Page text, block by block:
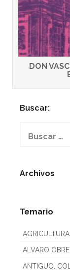
DON
Buscar:
Archivos
Temario
AGRICULTURA
ALVARO
ANTIGUO.